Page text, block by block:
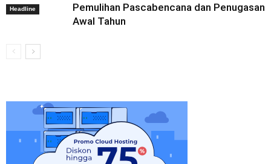
Headline
Pemulihan Pascabencana dan Penugasan
Awal Tahun